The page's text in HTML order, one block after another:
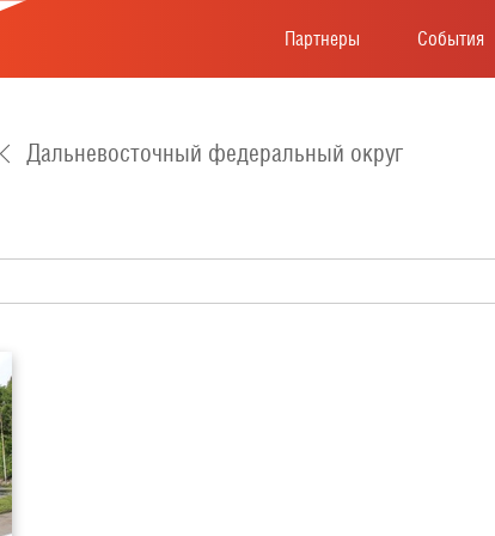
Партнеры События
Дальневосточный федеральный округ